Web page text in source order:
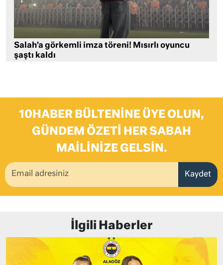
Salah’a görkemli imza töreni! Mısırlı oyuncu
şaştı kaldı
10HABER BÜLTENINE ÜYE OLUN,
GÜNDEM ÖZETI HER SABAH
MAILINIZE GELSIN.
Kaydet
İlgili Haberler